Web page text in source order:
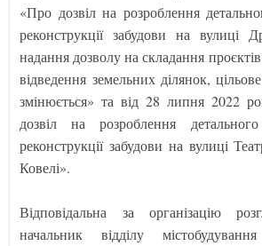
«Про дозвіл на розроблення
реконструкції забудови на вулиці
надання дозволу на складання
відведення земельних ділянок,
змінюється» та від 28 липня 2022
дозвіл на розроблення
реконструкції забудови на вулиці
Ковелі».
Відповідальна за організацію
начальник відділу